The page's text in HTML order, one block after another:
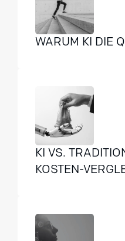
WARUM KI DIE
KI VS.
KOSTEN-